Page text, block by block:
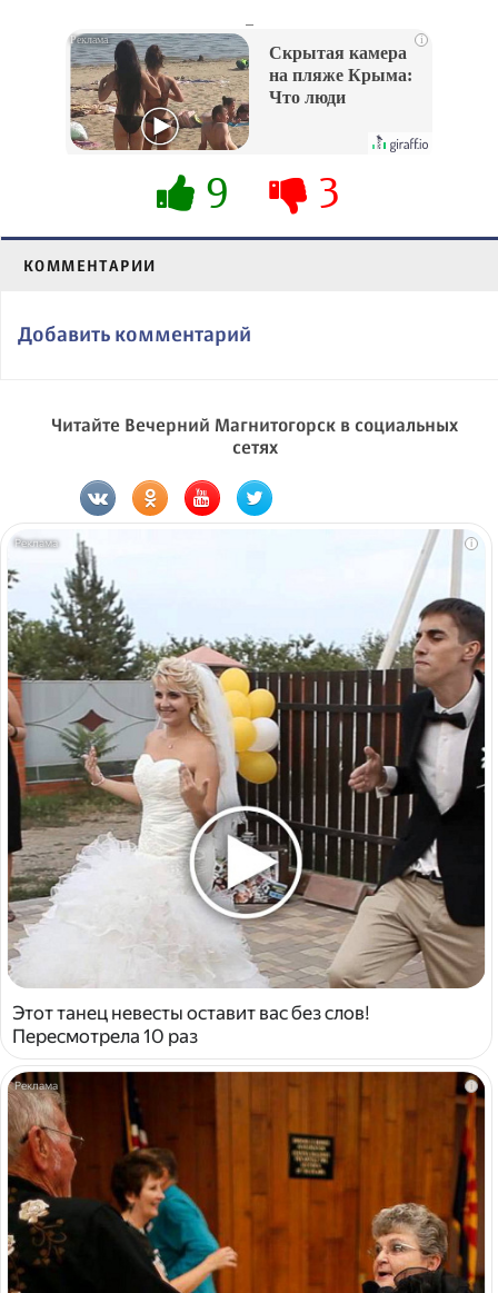
i
Скрытая камера
на пляже Крыма:
Что люди
их не видят...
9 3
КОММЕНТАРИИ
Добавить комментарий
Читайте Вечерний Магнитогорск в социальных
сетях
i
Этот танец невесты оставит вас без слов!
Пересмотрела 10 раз
i